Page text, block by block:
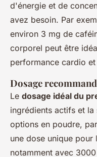
d'énergie et de
avez besoin. Par
environ 3 mg de
corporel peut être
performance cardio
Dosage
Le dosage idéal du
ingrédients actifs et
options en poudre,
une dose unique
notamment avec